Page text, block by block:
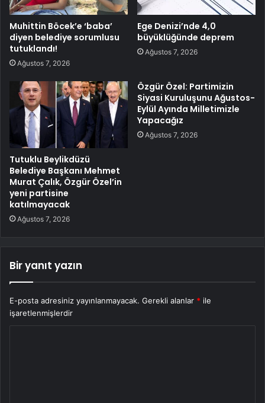
Muhittin Böcek’e ‘baba’
diyen belediye sorumlusu
tutuklandı!
Ağustos 7, 2026
Ege Denizi’nde 4,0
büyüklüğünde deprem
Ağustos 7, 2026
Tutuklu Beylikdüzü
Belediye Başkanı Mehmet
Murat Çalık, Özgür Özel’in
yeni partisine
katılmayacak
Ağustos 7, 2026
Özgür Özel: Partimizin
Siyasi Kuruluşunu Ağustos-
Eylül Ayında Milletimizle
Yapacağız
Ağustos 7, 2026
Bir yanıt yazın
E-posta adresiniz yayınlanmayacak. Gerekli alanlar * ile
işaretlenmişlerdir